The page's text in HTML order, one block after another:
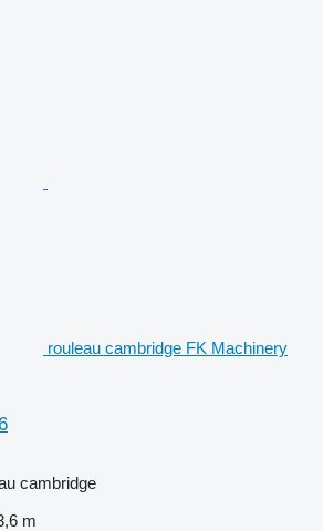
rouleau cambridge FK Machinery
cambridge
m